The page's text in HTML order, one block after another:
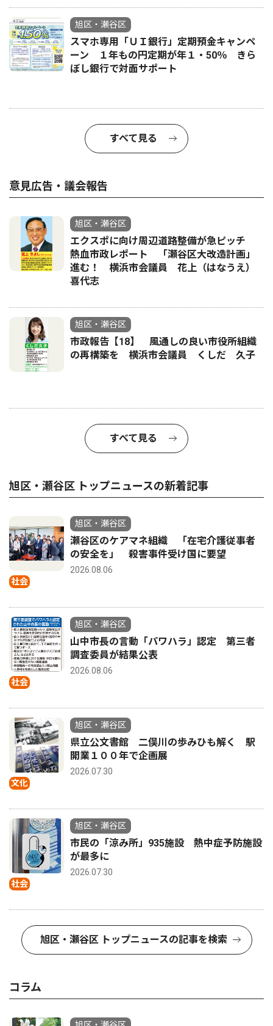
旭区・瀬谷区
スマホ専用「ＵＩ銀行」定期預金キャンペ
ーン １年もの円定期が年１・50％ きら
ぼし銀行で対面サポート
すべて見る
意見広告・議会報告
旭区・瀬谷区
エクスポに向け周辺道路整備が急ピッチ
熱血市政レポート 「瀬谷区大改造計画」
進む！ 横浜市会議員 花上（はなうえ）
喜代志
旭区・瀬谷区
市政報告【18】 風通しの良い市役所組織
の再構築を 横浜市会議員 くしだ 久子
すべて見る
旭区・瀬谷区 トップニュースの新着記事
社会
旭区・瀬谷区
瀬谷区のケアマネ組織 「在宅介護従事者
の安全を」 殺害事件受け国に要望
2026.08.06
社会
旭区・瀬谷区
山中市長の言動「パワハラ」認定 第三者
調査委員が結果公表
2026.08.06
文化
旭区・瀬谷区
県立公文書館 二俣川の歩みひも解く 駅
開業１００年で企画展
2026.07.30
社会
旭区・瀬谷区
市民の「涼み所」935施設 熱中症予防施設
が最多に
2026.07.30
旭区・瀬谷区 トップニュースの記事を検索
コラム